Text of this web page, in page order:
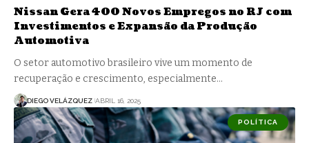
Nissan Gera 400 Novos Empregos no RJ com
Investimentos e Expansão da Produção
Automotiva
O setor automotivo brasileiro vive um momento de
recuperação e crescimento, especialmente…
DIEGO VELÁZQUEZ ABRIL 16, 2025
POLÍTICA